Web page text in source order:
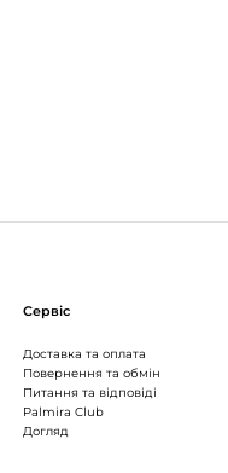
Сервіс
Доставка та оплата
Повернення та обмін
Питання та відповіді
Palmira Club
Догляд